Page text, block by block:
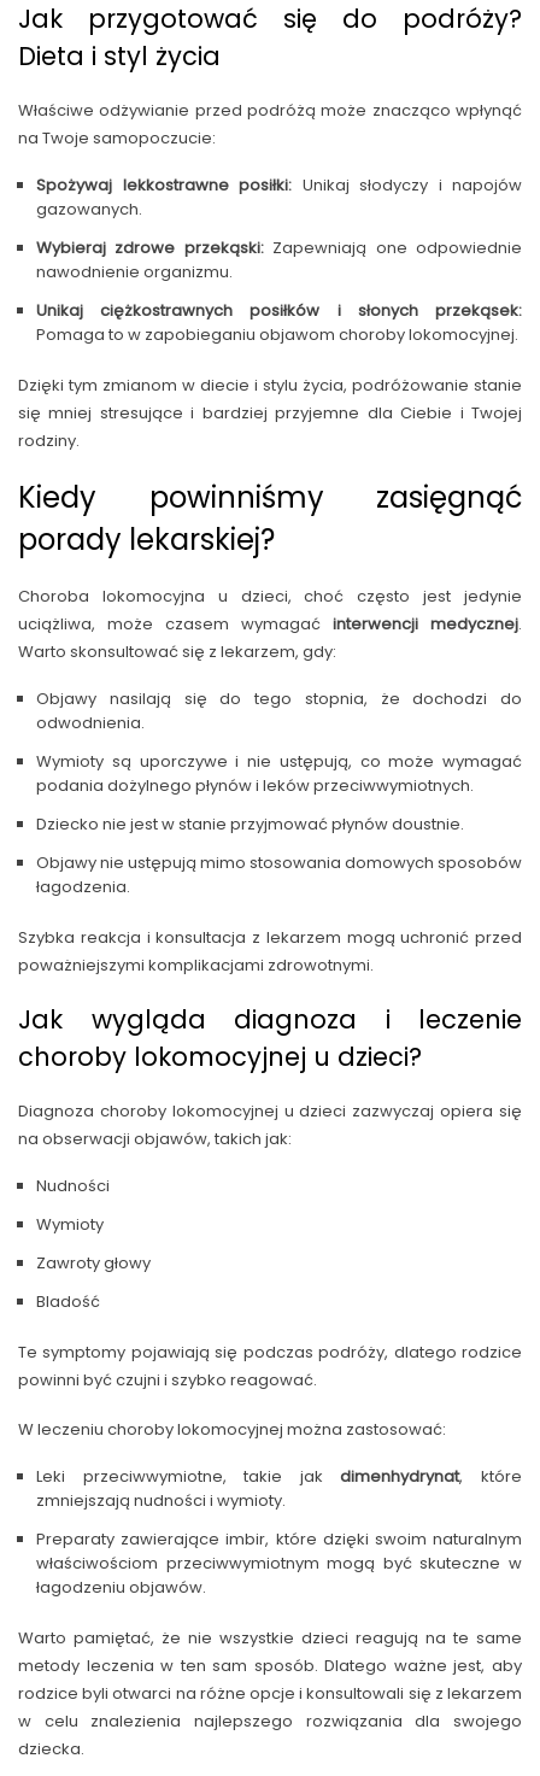
Jak przygotować się do podróży?
Dieta i styl życia
Właściwe odżywianie przed podróżą może znacząco wpłynąć
na Twoje samopoczucie:
Spożywaj lekkostrawne posiłki: Unikaj słodyczy i napojów
gazowanych.
Wybieraj zdrowe przekąski:Zapewniają one odpowiednie
nawodnienie organizmu.
Unikaj ciężkostrawnych posiłków i słonych przekąsek:
Pomaga to w zapobieganiu objawom choroby lokomocyjnej.
Dzięki tym zmianom w diecie i stylu życia, podróżowanie stanie
się mniej stresujące i bardziej przyjemne dla Ciebie i Twojej
rodziny.
Kiedy powinniśmy zasięgnąć
porady lekarskiej?
Choroba lokomocyjna u dzieci, choć często jest jedynie
uciążliwa, może czasem wymagać interwencji medycznej.
Warto skonsultować się z lekarzem, gdy:
Objawy nasilają się do tego stopnia, że dochodzi do
odwodnienia.
Wymioty są uporczywe i nie ustępują, co może wymagać
podania dożylnego płynów i leków przeciwwymiotnych.
Dziecko nie jest w stanie przyjmować płynów doustnie.
Objawy nie ustępują mimo stosowania domowych sposobów
łagodzenia.
Szybka reakcja i konsultacja z lekarzem mogą uchronić przed
poważniejszymi komplikacjami zdrowotnymi.
Jak wygląda diagnoza i leczenie
choroby lokomocyjnej u dzieci?
Diagnoza choroby lokomocyjnej u dzieci zazwyczaj opiera się
na obserwacji objawów, takich jak:
Nudności
Wymioty
Zawroty głowy
Bladość
Te symptomy pojawiają się podczas podróży, dlatego rodzice
powinni być czujni i szybko reagować.
W leczeniu choroby lokomocyjnej można zastosować:
Leki przeciwwymiotne, takie jakdimenhydrynat, które
zmniejszają nudności i wymioty.
Preparaty zawierające imbir, które dzięki swoim naturalnym
właściwościom przeciwwymiotnym mogą być skuteczne w
łagodzeniu objawów.
Warto pamiętać, że nie wszystkie dzieci reagują na te same
metody leczenia w ten sam sposób. Dlatego ważne jest, aby
rodzice byli otwarci na różne opcje i konsultowali się z lekarzem
w celu znalezienia najlepszego rozwiązania dla swojego
dziecka.